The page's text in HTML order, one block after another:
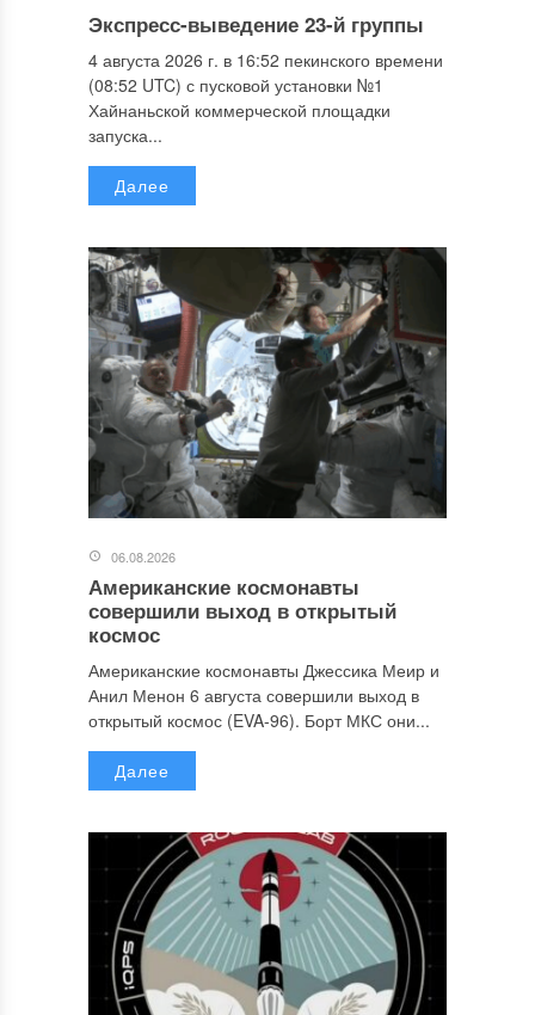
Экспресс-выведение 23-й группы
4 августа 2026 г. в 16:52 пекинского времени
(08:52 UTC) с пусковой установки №1
Хайнаньской коммерческой площадки
запуска...
Далее
06.08.2026
Американские космонавты
совершили выход в открытый
космос
Американские космонавты Джессика Меир и
Анил Менон 6 августа совершили выход в
открытый космос (EVA-96). Борт МКС они...
Далее